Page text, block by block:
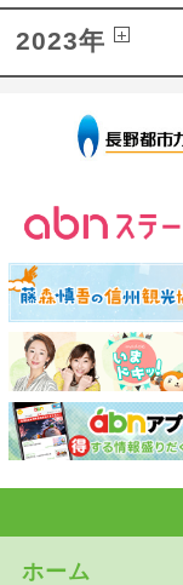
2023年
ホーム